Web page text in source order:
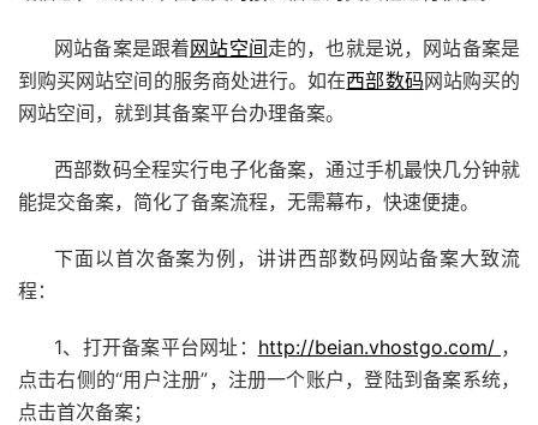
网站备案是跟着网站空间走的，也就是说，网站备案是
到购买网站空间的服务商处进行。如在西部数码网站购买的
网站空间，就到其备案平台办理备案。
西部数码全程实行电子化备案，通过手机最快几分钟就
能提交备案，简化了备案流程，无需幕布，快速便捷。
下面以首次备案为例，讲讲西部数码网站备案大致流
程：
1、打开备案平台网址： http://beian.vhostgo.com/ ，
点击右侧的“用户注册”，注册一个账户，登陆到备案系统，
点击首次备案；